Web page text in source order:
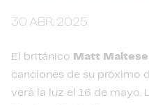
30 ABR. 2025
El británico Matt Maltese
canciones de su próximo
verá la luz el 16 de mayo.